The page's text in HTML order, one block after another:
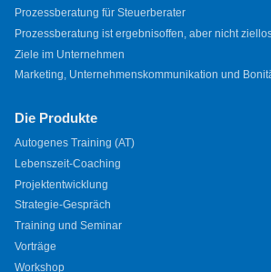
Prozessberatung für Steuerberater
Prozessberatung ist ergebnisoffen, aber nicht
Ziele im Unternehmen
Marketing, Unternehmenskommunikation und
Die Produkte
Autogenes Training (AT)
Lebenszeit-Coaching
Projektentwicklung
Strategie-Gespräch
Training und Seminar
Vorträge
Workshop